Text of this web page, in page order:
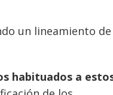
un lineamiento de
habituados a